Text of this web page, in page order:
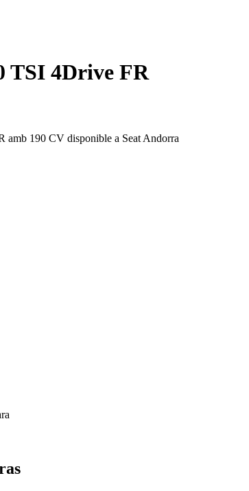
TSI 4Drive FR
amb 190 CV disponible a Seat Andorra